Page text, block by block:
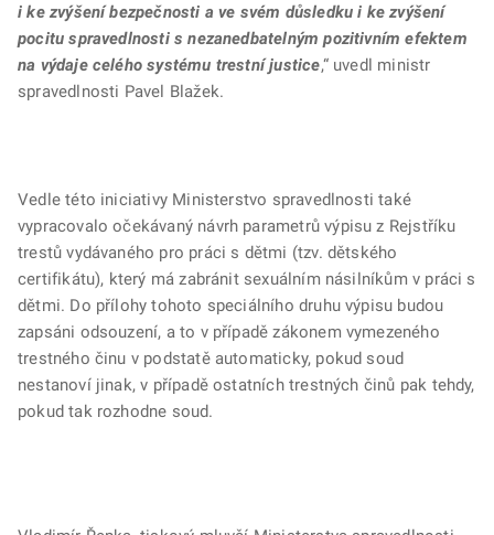
i ke zvýšení bezpečnosti a ve svém důsledku i ke zvýšení
pocitu spravedlnosti s nezanedbatelným pozitivním efektem
na výdaje celého systému trestní justice,“ uvedl ministr
spravedlnosti Pavel Blažek.
Vedle této iniciativy Ministerstvo spravedlnosti také
vypracovalo očekávaný návrh parametrů výpisu z Rejstříku
trestů vydávaného pro práci s dětmi (tzv. dětského
certifikátu), který má zabránit sexuálním násilníkům v práci s
dětmi. Do přílohy tohoto speciálního druhu výpisu budou
zapsáni odsouzení, a to v případě zákonem vymezeného
trestného činu v podstatě automaticky, pokud soud
nestanoví jinak, v případě ostatních trestných činů pak tehdy,
pokud tak rozhodne soud.